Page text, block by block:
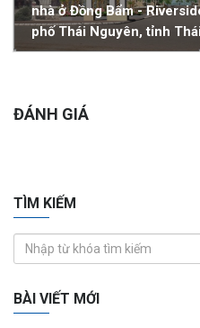
nhà ở Đồng Bẩm -
phố Thái Nguyên, tỉnh
ĐÁNH GIÁ
TÌM KIẾM
BÀI VIẾT MỚI